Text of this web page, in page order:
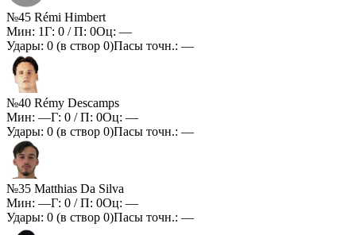
№45 Rémi Himbert
Мин: 1Г: 0 / П: 0Оц: —
Удары: 0 (в створ 0)Пасы точн.: —
№40 Rémy Descamps
Мин: —Г: 0 / П: 0Оц: —
Удары: 0 (в створ 0)Пасы точн.: —
№35 Matthias Da Silva
Мин: —Г: 0 / П: 0Оц: —
Удары: 0 (в створ 0)Пасы точн.: —